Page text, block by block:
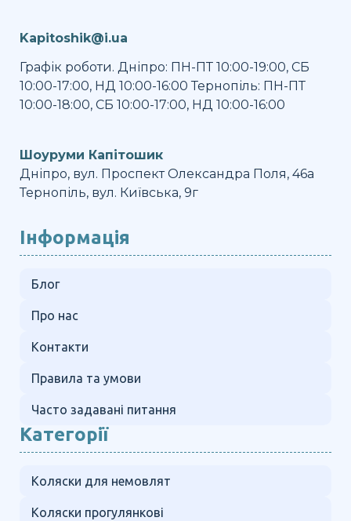
Kapitoshik@i.ua
Графік роботи. Дніпро: ПН-ПТ 10:00-19:00, СБ
10:00-17:00, НД 10:00-16:00 Тернопіль: ПН-ПТ
10:00-18:00, СБ 10:00-17:00, НД 10:00-16:00
Шоуруми Капітошик
Дніпро, вул. Проспект Олександра Поля, 46а
Тернопіль, вул. Київська, 9г
Інформація
Блог
Про нас
Контакти
Правила та умови
Часто задавані питання
Категорії
Коляски для немовлят
Коляски прогулянкові